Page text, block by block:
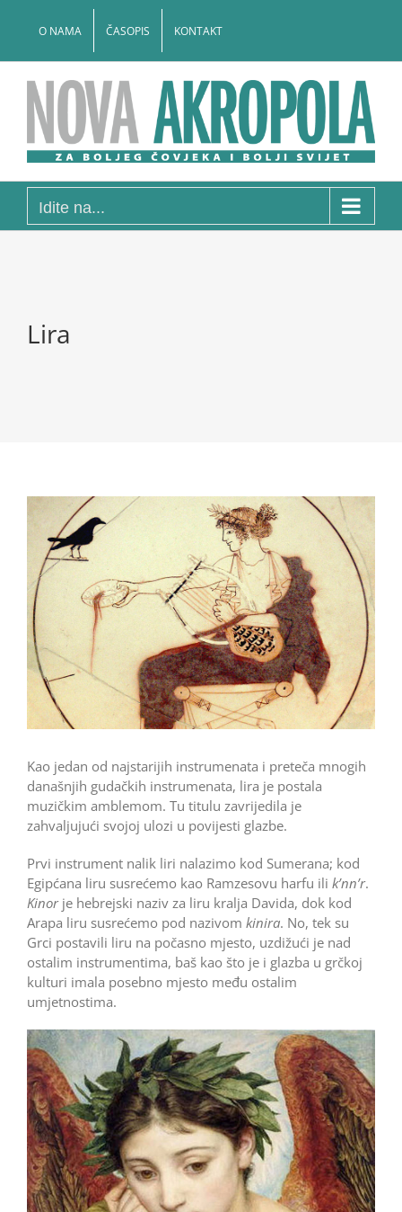
O NAMA ČASOPIS KONTAKT
Idite na...
Lira
Kao jedan od najstarijih instrumenata i preteča mnogih
današnjih gudačkih instrumenata, lira je postala
muzičkim amblemom. Tu titulu zavrijedila je
zahvaljujući svojoj ulozi u povijesti glazbe.
Prvi instrument nalik liri nalazimo kod Sumerana; kod
Egipćana liru susrećemo kao Ramzesovu harfu ili k’nn’r.
Kinorje hebrejski naziv za liru kralja Davida, dok kod
Arapa liru susrećemo pod nazivom kinira. No, tek su
Grci postavili liru na počasno mjesto, uzdižući je nad
ostalim instrumentima, baš kao što je i glazba u grčkoj
kulturi imala posebno mjesto među ostalim
umjetnostima.